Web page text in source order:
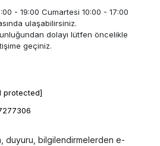
- 19:00 Cumartesi 10:00 - 17:00
ulaşabilirsiniz.
dolayı lütfen öncelikle
geçiniz.
protected]
duyuru, bilgilendirmelerden e-